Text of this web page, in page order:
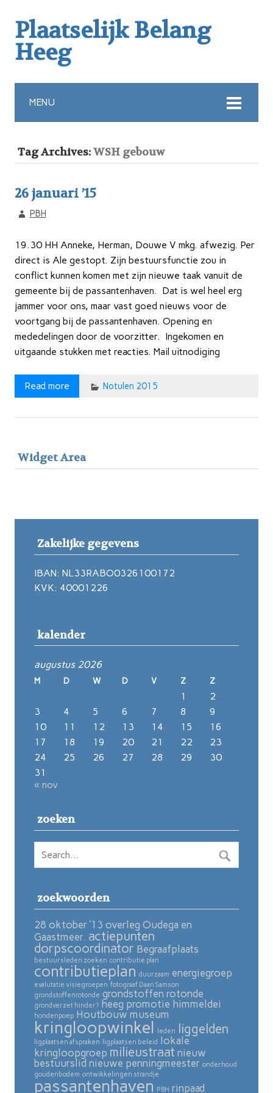
Plaatselijk Belang
Heeg
MENU
Tag Archives:WSH gebouw
26 januari ’15
PBH
19.30 HH Anneke, Herman, Douwe V mkg. afwezig. Per
direct is Ale gestopt. Zijn bestuursfunctie zou in
conflict kunnen komen met zijn nieuwe taak vanuit de
gemeente bij de passantenhaven. Dat is wel heel erg
jammer voor ons, maar vast goed nieuws voor de
voortgang bij de passantenhaven. Opening en
mededelingen door de voorzitter. Ingekomen en
uitgaande stukken met reacties. Mail uitnodiging
Read more Notulen 2015
Widget Area
Zakelijke gegevens
IBAN: NL33RABO0326100172
KVK: 40001226
kalender
augustus 2026
M D W D V Z Z
1
2
3
4 5 6 7 8
9
10
11 12 13 14 15
16
17
18 19 20 21 22
23
24
25 26 27 28 29
30
31
« nov
zoeken
zoekwoorden
28 oktober ’13 overleg Oudega en
Gaastmeer. actiepunten
dorpscoordinator Begraafplaats
bestuursleden zoeken contributie plan
contributieplan duurzaam energiegroep
evalutatie visiegroepen fotograaf Daan Samson
grondstoffenrotonde grondstoffen rotonde
grondverzet hinder? heeg promotie himmeldei
hondenpoep Houtbouw museum
kringloopwinkel leden liggelden
ligplaatsen afspraken ligplaatsen beleid
lokale
kringloopgroep milieustraat nieuw
bestuurslid nieuwe penningmeester onderhoud
goudenbodem ontwikkelingen strandje
passantenhaven PBH rinpaad